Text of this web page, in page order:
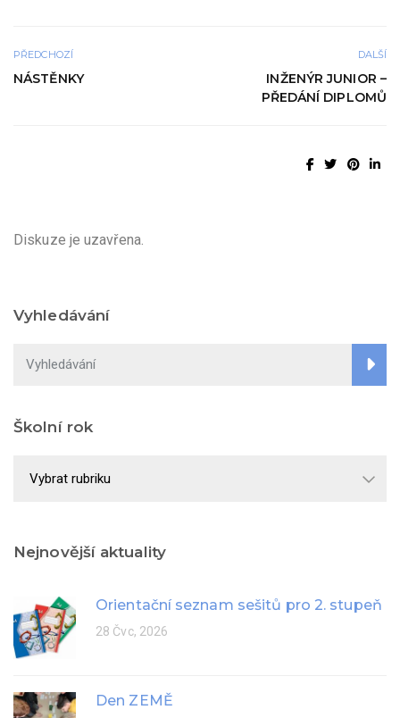
PŘEDCHOZÍ
NÁSTĚNKY
DALŠÍ
INŽENÝR JUNIOR –
PŘEDÁNÍ DIPLOMŮ
Diskuze je uzavřena.
Vyhledávání
Školní rok
rok
Nejnovější aktuality
Orientační seznam sešitů pro 2. stupeň
28 Čvc, 2026
Den ZEMĚ